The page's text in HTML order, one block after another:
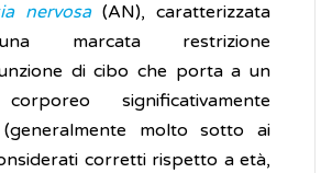
nervosa (AN), caratterizzata
marcata restrizione
di cibo che porta a un
significativamente
molto sotto ai
corretti rispetto a età,